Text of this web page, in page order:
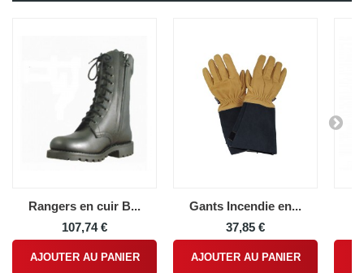
Rangers en cuir B...
107,74 €
AJOUTER AU PANIER
Gants Incendie en...
37,85 €
AJOUTER AU PANIER